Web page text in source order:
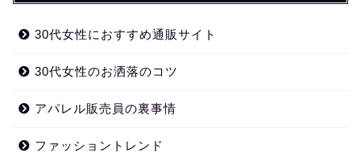
30代女性におすすめ通販サイト
30代女性のお洒落のコツ
アパレル販売員の裏事情
ファッショントレンド